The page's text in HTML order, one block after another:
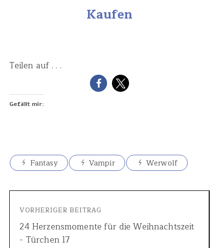
Kaufen
Teilen auf . . .
Gefällt mir:
Fantasy Vampir Werwolf
VORHERIGER BEITRAG
24 Herzensmomente für die Weihnachtszeit
- Türchen 17